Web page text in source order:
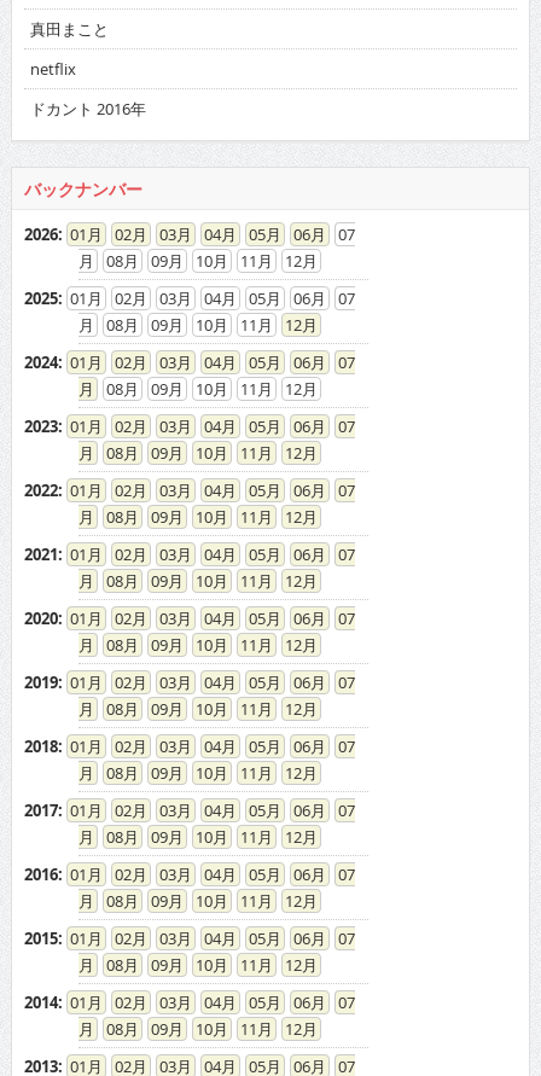
真田まこと
netflix
ドカント 2016年
バックナンバー
2026: 01 02 03 04 05 06
07
08
09 10 11
12
2025: 01 02 03 04 05 06
07
08
09 10 11
12
2024: 01 02 03 04 05 06
07
08
09 10 11
12
2023: 01 02 03 04 05 06
07
08
09 10 11
12
2022: 01 02 03 04 05 06
07
08
09 10 11
12
2021: 01 02 03 04 05 06
07
08
09 10 11
12
2020: 01 02 03 04 05 06
07
08
09 10 11
12
2019: 01 02 03 04 05 06
07
08
09 10 11
12
2018: 01 02 03 04 05 06
07
08
09 10 11
12
2017: 01 02 03 04 05 06
07
08
09 10 11
12
2016: 01 02 03 04 05 06
07
08
09 10 11
12
2015: 01 02 03 04 05 06
07
08
09 10 11
12
2014: 01 02 03 04 05 06
07
08
09 10 11
12
2013: 01 02 03 04 05 06
07